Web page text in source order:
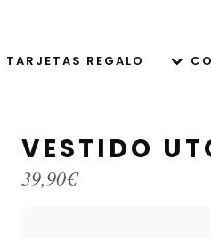
TARJETAS REGALO
VESTIDO
39,90€